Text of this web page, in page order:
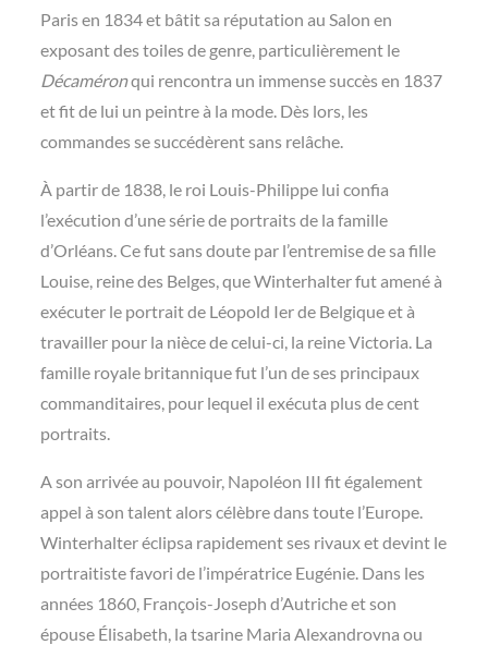
Paris en 1834 et bâtit sa réputation au Salon en
exposant des toiles de genre, particulièrement le
Décaméronqui rencontra un immense succès en 1837
et fit de lui un peintre à la mode. Dès lors, les
commandes se succédèrent sans relâche.
À partir de 1838, le roi Louis-Philippe lui confia
l’exécution d’une série de portraits de la famille
d’Orléans. Ce fut sans doute par l’entremise de sa fille
Louise, reine des Belges, que Winterhalter fut amené à
exécuter le portrait de Léopold Ier de Belgique et à
travailler pour la nièce de celui-ci, la reine Victoria. La
famille royale britannique fut l’un de ses principaux
commanditaires, pour lequel il exécuta plus de cent
portraits.
A son arrivée au pouvoir, Napoléon III fit également
appel à son talent alors célèbre dans toute l’Europe.
Winterhalter éclipsa rapidement ses rivaux et devint le
portraitiste favori de l’impératrice Eugénie. Dans les
années 1860, François-Joseph d’Autriche et son
épouse Élisabeth, la tsarine Maria Alexandrovna ou